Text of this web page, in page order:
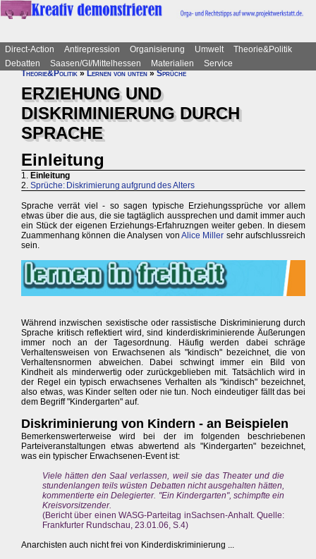
Direct-Action Antirepression Organisierung Umwelt
Theorie&Politik
Debatten
Saasen/GI/Mittelhessen Materialien
Service
Theorie&Politik»Lernen von unten»Sprüche
ERZIEHUNG UND
DISKRIMINIERUNG DURCH
SPRACHE
Einleitung
1. Einleitung
2. Sprüche: Diskrimierung aufgrund des Alters
Sprache verrät viel - so sagen typische Erziehungssprüche vor allem
etwas über die aus, die sie tagtäglich aussprechen und damit immer auch
ein Stück der eigenen Erziehungs-Erfahruzngen weiter geben. In diesem
Zuammenhang können die Analysen von Alice Miller sehr aufschlussreich
sein.
Während inzwischen sexistische oder rassistische Diskriminierung durch
Sprache kritisch reflektiert wird, sind kinderdiskriminierende Äußerungen
immer noch an der Tagesordnung. Häufig werden dabei schräge
Verhaltensweisen von Erwachsenen als "kindisch" bezeichnet, die von
Verhaltensnormen abweichen. Dabei schwingt immer ein Bild von
Kindheit als minderwertig oder zurückgeblieben mit. Tatsächlich wird in
der Regel ein typisch erwachsenes Verhalten als "kindisch" bezeichnet,
also etwas, was Kinder selten oder nie tun. Noch eindeutiger fällt das bei
dem Begriff "Kindergarten" auf.
Diskriminierung von Kindern - an Beispielen
Bemerkenswerterweise wird bei der im folgenden beschriebenen
Parteiveranstaltungen etwas abwertend als "Kindergarten" bezeichnet,
was ein typischer Erwachsenen-Event ist:
Viele hätten den Saal verlassen, weil sie das Theater und die
stundenlangen teils wüsten Debatten nicht ausgehalten hätten,
kommentierte ein Delegierter. "Ein Kindergarten", schimpfte ein
Kreisvorsitzender.
(Bericht über einen WASG-Parteitag inSachsen-Anhalt. Quelle:
Frankfurter Rundschau, 23.01.06, S.4)
Anarchisten auch nicht frei von Kinderdiskriminierung ...